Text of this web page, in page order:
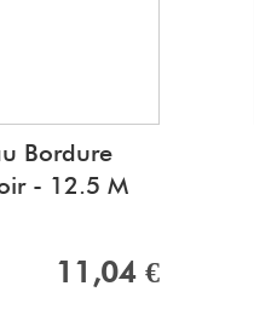
Bordure
- 12.5 M
11,04 €